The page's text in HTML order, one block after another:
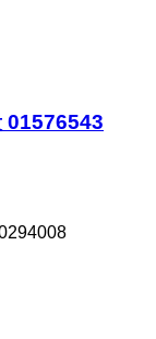
01576543